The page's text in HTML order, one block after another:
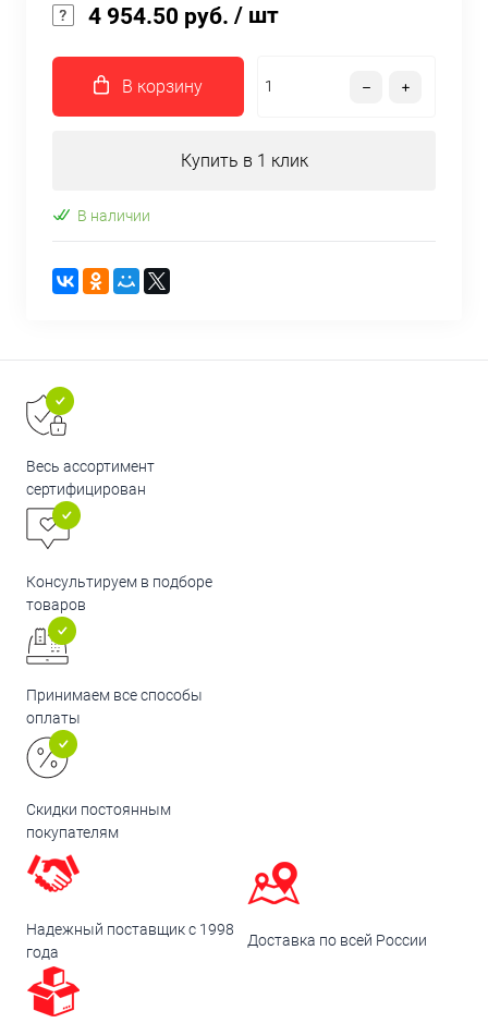
4 954.50 руб. / шт
В корзину
Купить в 1 клик
В наличии
Весь ассортимент
сертифицирован
Консультируем в подборе
товаров
Принимаем все способы
оплаты
Скидки постоянным
покупателям
Надежный поставщик с 1998
года
Доставка по всей России